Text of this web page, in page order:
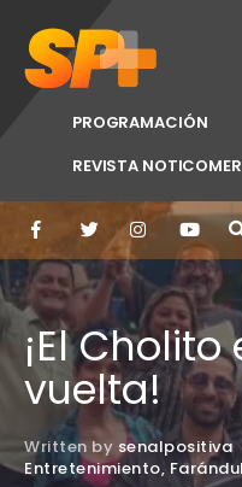
PROGRAMACIÓN
REVISTA
¡El
vuelta!
Written by senalpositiva
Entretenimiento,